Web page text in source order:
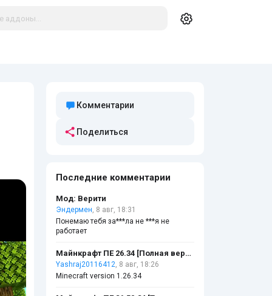
Комментарии
Поделиться
Последние комментарии
Мод: Верити
Эндермен, 8 авг, 18:31
Понемаю тебя за***ла не ***я не
работает
Майнкрафт ПЕ 26.34 [Полная версия]
Yashraj20116412, 8 авг, 18:26
Minecraft version 1.26.34